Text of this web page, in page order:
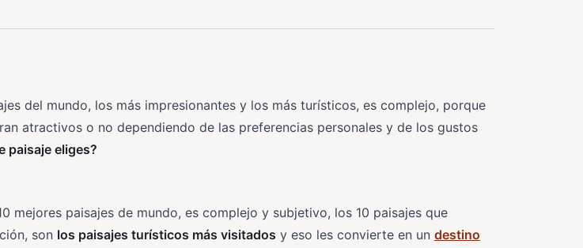
del mundo, los más impresionantes y los más turísticos, es complejo, porque
atractivos o no dependiendo de las preferencias personales y de los gustos
paisaje eliges?
mejores paisajes de mundo, es complejo y subjetivo, los 10 paisajes que
son los paisajes turísticos más visitados y eso les convierte en un destino